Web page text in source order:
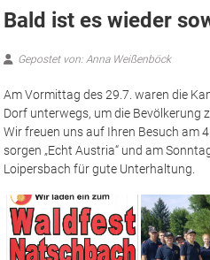
Bald ist es wieder
Gepostet von: Anna Weißenböck
Am Vormittag des 29.7. waren die
Dorf unterwegs, um die Bevölkerung
Wir freuen uns auf Ihren Besuch am
sorgen „Echt Austria“ und am
Loipersbach für gute Unterhaltung.